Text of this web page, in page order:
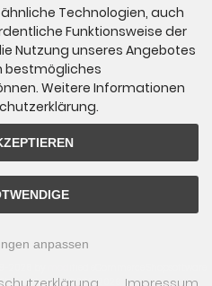
© 2009-2026
Technologien, auch
Funktionsweise der
Nutzung unseres Angebotes
bestmögliches
Weitere Informationen
anpassen